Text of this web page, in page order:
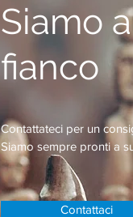
Siamo
fianco
Contattateci per un
Siamo sempre pronti a
Contattaci